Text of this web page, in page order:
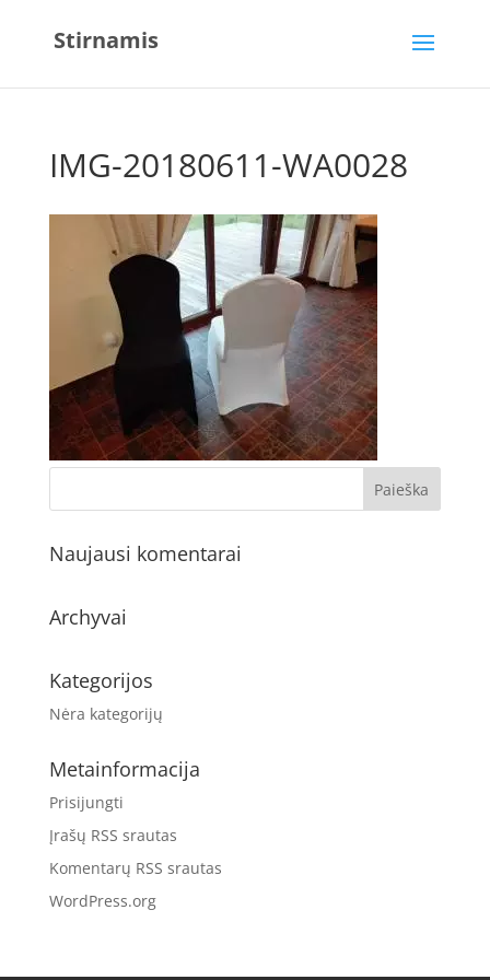
Stirnamis
IMG-20180611-WA0028
Naujausi komentarai
Archyvai
Kategorijos
Nėra kategorijų
Metainformacija
Prisijungti
Įrašų RSS srautas
Komentarų RSS srautas
WordPress.org